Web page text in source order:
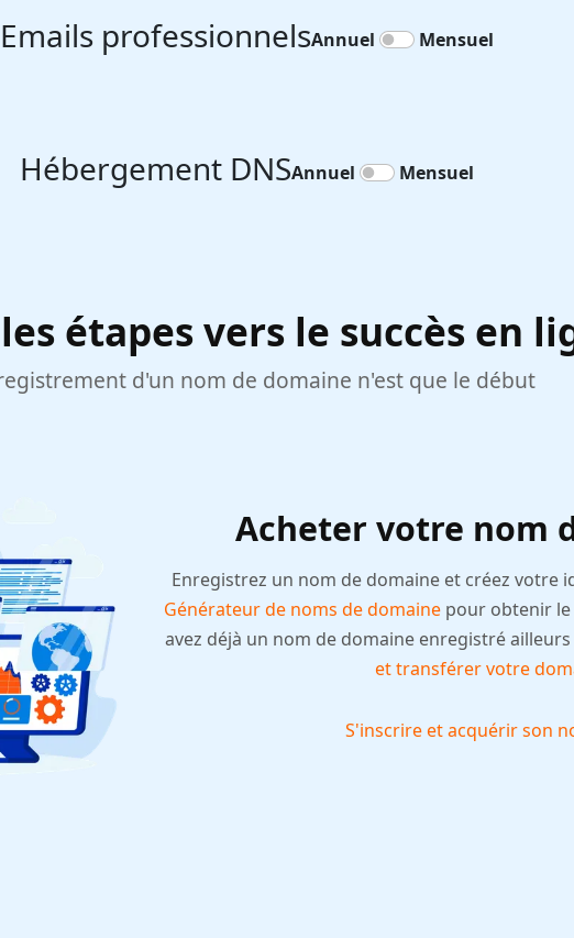
Emails professionnelsAnnuel Mensuel
Hébergement DNSAnnuel Mensuel
étapes vers le succès en
d'un nom de domaine n'est que le début
Acheter votre nom
Enregistrez un nom de domaine et créez votre
Générateur de noms de domaine pour obtenir le
avez déjà un nom de domaine enregistré
et transférer votre
S'inscrire et acquérir son